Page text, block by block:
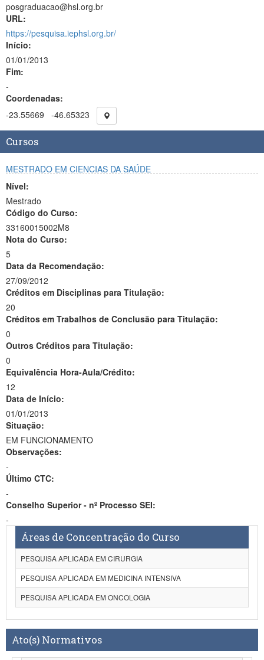
posgraduacao@hsl.org.br
URL:
https://pesquisa.iephsl.org.br/
Início:
01/01/2013
Fim:
-
Coordenadas:
-23.55669
-46.65323
Cursos
MESTRADO EM CIENCIAS DA SAÚDE
Nível:
Mestrado
Código do Curso:
33160015002M8
Nota do Curso:
5
Data da Recomendação:
27/09/2012
Créditos em Disciplinas para Titulação:
20
Créditos em Trabalhos de Conclusão para Titulação:
0
Outros Créditos para Titulação:
0
Equivalência Hora-Aula/Crédito:
12
Data de Início:
01/01/2013
Situação:
EM FUNCIONAMENTO
Observações:
-
Último CTC:
-
Conselho Superior - nº Processo SEI:
-
Áreas de Concentração do Curso
PESQUISA APLICADA EM CIRURGIA
PESQUISA APLICADA EM MEDICINA INTENSIVA
PESQUISA APLICADA EM ONCOLOGIA
Ato(s) Normativos